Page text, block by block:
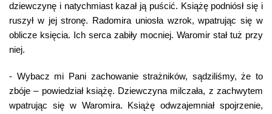
dziewczynę i natychmiast kazał ją puścić. Książę podniósł się i
ruszył w jej stronę. Radomira uniosła wzrok, wpatrując się w
oblicze księcia. Ich serca zabiły mocniej. Waromir stał tuż przy
niej.
- Wybacz mi Pani zachowanie strażników, sądziliśmy, że to
zbóje – powiedział książę. Dziewczyna milczała, z zachwytem
wpatrując się w Waromira. Książę odwzajemniał spojrzenie,